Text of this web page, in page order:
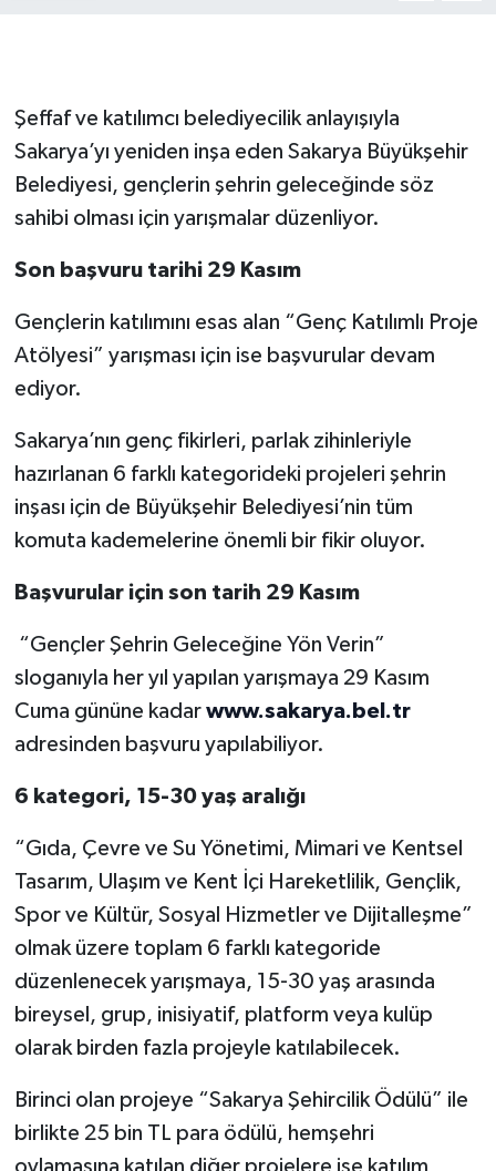
Şeffaf ve katılımcı belediyecilik anlayışıyla
Sakarya’yı yeniden inşa eden Sakarya Büyükşehir
Belediyesi, gençlerin şehrin geleceğinde söz
sahibi olması için yarışmalar düzenliyor.
Son başvuru tarihi 29 Kasım
Gençlerin katılımını esas alan “Genç Katılımlı Proje
Atölyesi” yarışması için ise başvurular devam
ediyor.
Sakarya’nın genç fikirleri, parlak zihinleriyle
hazırlanan 6 farklı kategorideki projeleri şehrin
inşası için de Büyükşehir Belediyesi’nin tüm
komuta kademelerine önemli bir fikir oluyor.
Başvurular için son tarih 29 Kasım
“Gençler Şehrin Geleceğine Yön Verin”
sloganıyla her yıl yapılan yarışmaya 29 Kasım
Cuma gününe kadar www.sakarya.bel.tr
adresinden başvuru yapılabiliyor.
6 kategori, 15-30 yaş aralığı
“Gıda, Çevre ve Su Yönetimi, Mimari ve Kentsel
Tasarım, Ulaşım ve Kent İçi Hareketlilik, Gençlik,
Spor ve Kültür, Sosyal Hizmetler ve Dijitalleşme”
olmak üzere toplam 6 farklı kategoride
düzenlenecek yarışmaya, 15-30 yaş arasında
bireysel, grup, inisiyatif, platform veya kulüp
olarak birden fazla projeyle katılabilecek.
Birinci olan projeye “Sakarya Şehircilik Ödülü” ile
birlikte 25 bin TL para ödülü, hemşehri